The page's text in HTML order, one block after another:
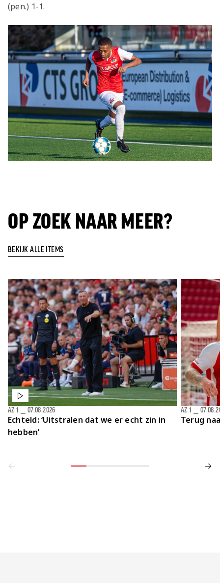
(pen.) 1-1.
OP ZOEK NAAR MEER?
BEKIJK ALLE ITEMS
Echteld: ‘Uitstralen dat we er echt zin in
hebben’
AZ 1 07.08.2026
Terug
AZ 1